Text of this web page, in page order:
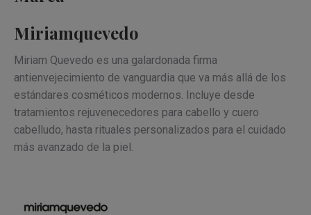
Miriamquevedo
Miriam Quevedo es una galardonada firma
antienvejecimiento de vanguardia que va más allá de los
estándares cosméticos modernos. Incluye desde
tratamientos rejuvenecedores para cabello y cuero
cabelludo, hasta rituales personalizados para el cuidado
más avanzado de la piel.